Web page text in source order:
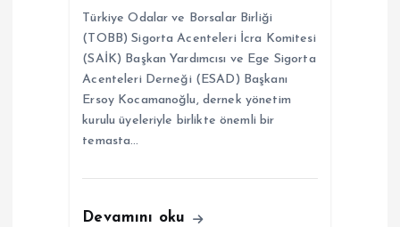
Türkiye Odalar ve Borsalar Birliği
(TOBB) Sigorta Acenteleri İcra Komitesi
(SAİK) Başkan Yardımcısı ve Ege Sigorta
Acenteleri Derneği (ESAD) Başkanı
Ersoy Kocamanoğlu, dernek yönetim
kurulu üyeleriyle birlikte önemli bir
temasta…
Devamını oku